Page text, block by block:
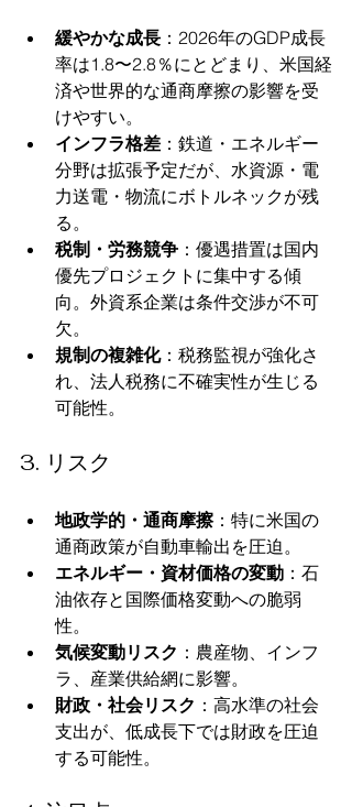
緩やかな成長 ：2026年のGDP成長
率は1.8〜2.8％にとどまり、米国経
済や世界的な通商摩擦の影響を受
けやすい。
インフラ格差 ：鉄道・エネルギー
分野は拡張予定だが、水資源・電
力送電・物流にボトルネックが残
る。
税制・労務競争 ：優遇措置は国内
優先プロジェクトに集中する傾
向。外資系企業は条件交渉が不可
欠。
規制の複雑化：税務監視が強化さ
れ、法人税務に不確実性が生じる
可能性。
3. リスク
地政学的・通商摩擦：特に米国の
通商政策が自動車輸出を圧迫。
エネルギー・資材価格の変動 ：石
油依存と国際価格変動への脆弱
性。
気候変動リスク ：農産物、インフ
ラ、産業供給網に影響。
財政・社会リスク ：高水準の社会
支出が、低成長下では財政を圧迫
する可能性。